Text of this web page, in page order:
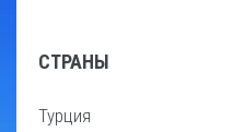
СТРАНЫ
Турция